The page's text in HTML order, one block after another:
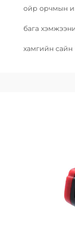
ойр орчмын
бага
хамгийн